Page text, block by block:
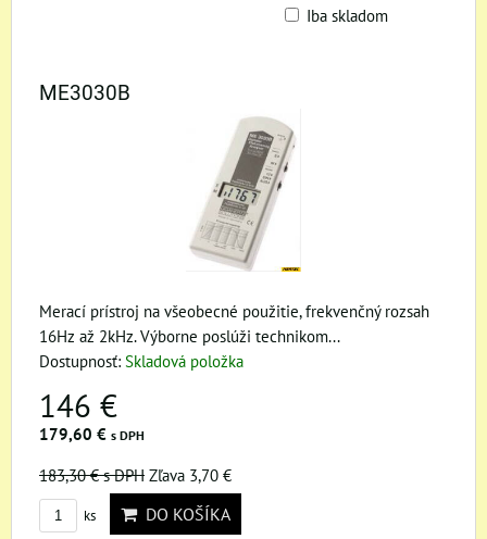
Iba skladom
ME3030B
Merací prístroj na všeobecné použitie, frekvenčný rozsah
16Hz až 2kHz. Výborne poslúži technikom...
Dostupnosť: Skladová položka
146 €
179,60 € s DPH
183,30 €s DPH Zľava 3,70 €
ks DO KOŠÍKA